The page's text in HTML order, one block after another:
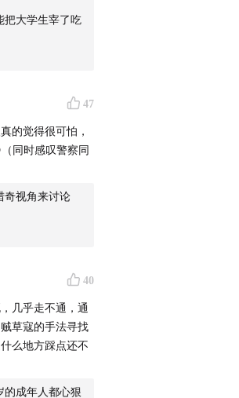
位置。
啥的）吃完以
，侧身躺下，枕
着七八个人和一
，偷到了他们看
几位，起来，解
去，给他一纸。
，快踹门，别他
上门上面的气窗
了，冲过去踹
而且只打了他一
的人给扣住了，
后那个报信的问
这是你丢在校门
把大学生宰了吃
47
的觉得很可怕，
同时感叹警察同
奇视角来讨论
40
几乎走不通，通
草寇的手法寻找
么地方踩点还不
的成年人都心狠